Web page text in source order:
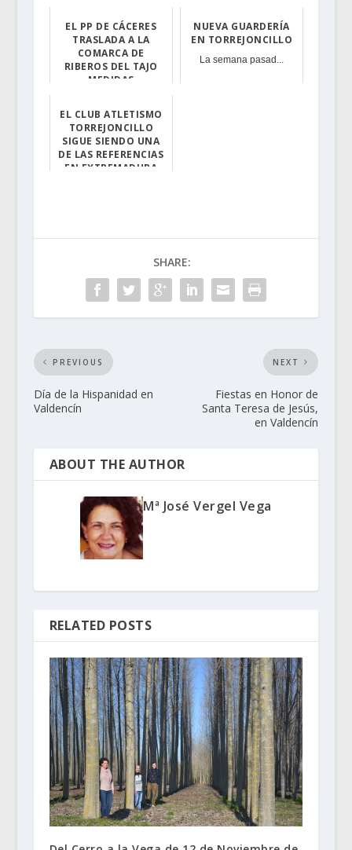
EL PP DE CÁCERES
TRASLADA A LA
COMARCA DE
RIBEROS DEL TAJO
MEDIDAS
Para López Marr...
NUEVA GUARDERÍA
EN TORREJONCILLO
La semana pasad...
EL CLUB ATLETISMO
TORREJONCILLO
SIGUE SIENDO UNA
DE LAS REFERENCIAS
EN EXTREMADURA
SHARE:
PREVIOUS
Día de la Hispanidad en
Valdencín
NEXT
Fiestas en Honor de
Santa Teresa de Jesús,
en Valdencín
ABOUT THE AUTHOR
Mª José Vergel Vega
RELATED POSTS